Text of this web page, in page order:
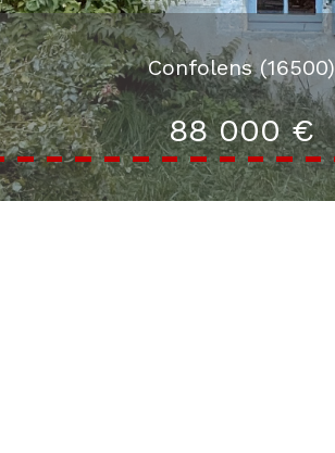
Confolens (16500)
88 000 €